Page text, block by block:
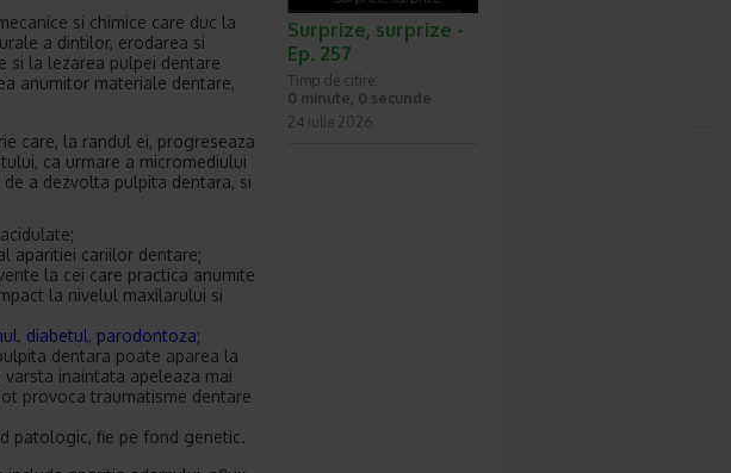
si chimice care duc la
a dintilor, erodarea si
si la lezarea pulpei dentare
anumitor materiale dentare,
care, la randul ei, progreseaza
ca urmare a micromediului
a dezvolta pulpita dentara, si
aparitiei cariilor dentare;
la cei care practica anumite
la nivelul maxilarului si
, diabetul, parodontoza;
dentara poate aparea la
inaintata apeleaza mai
provoca traumatisme dentare
patologic, fie pe fond genetic.
Surprize, surprize -
Ep. 257
Timp de citire:
0 minute, 0 secunde
24 iulie 2026